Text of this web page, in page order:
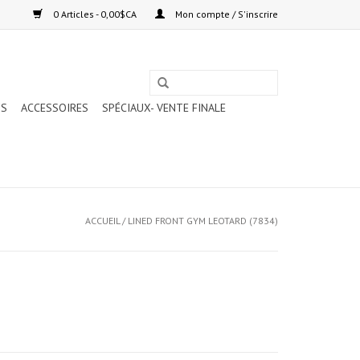
0 Articles - 0,00$CA Mon compte / S'inscrire
ACCESSOIRES
SPÉCIAUX- VENTE FINALE
ACCUEIL/ LINED FRONT GYM LEOTARD (7834)